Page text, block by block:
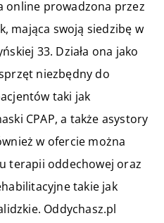
online prowadzona przez
mająca swoją siedzibę w
33. Działa ona jako
niezbędny do
taki jak
CPAP, a także asystory
w ofercie można
terapii oddechowej oraz
takie jak
Oddychasz.pl